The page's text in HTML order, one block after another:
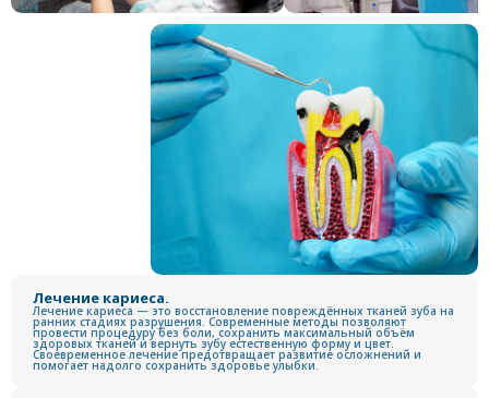
Лечение кариеса.
Лечение кариеса — это восстановление повреждённых тканей зуба на
ранних стадиях разрушения. Современные методы позволяют
провести процедуру без боли, сохранить максимальный объём
здоровых тканей и вернуть зубу естественную форму и цвет.
Своевременное лечение предотвращает развитие осложнений и
помогает надолго сохранить здоровье улыбки.